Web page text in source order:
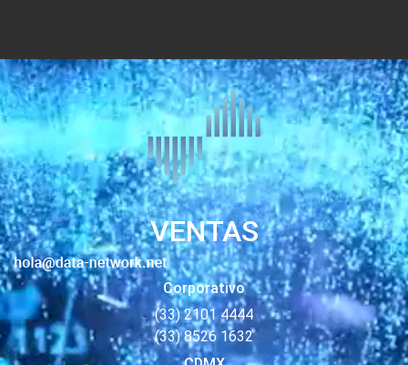
VENTAS
Corporativo
(33) 2101 4444
(33) 8526 1632